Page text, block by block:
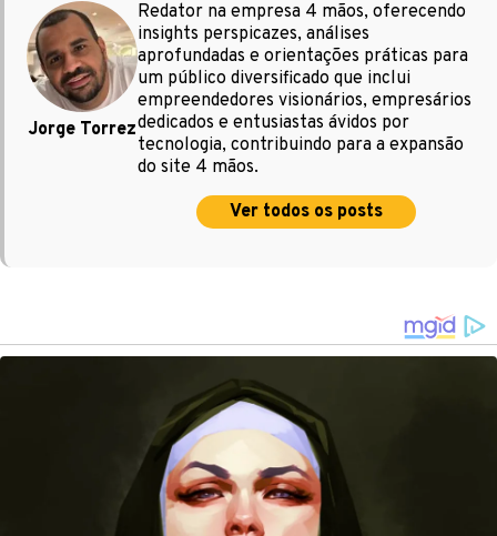
Jorge Torrez
Redator na empresa 4 mãos, oferecendo
insights perspicazes, análises
aprofundadas e orientações práticas para
um público diversificado que inclui
empreendedores visionários, empresários
dedicados e entusiastas ávidos por
tecnologia, contribuindo para a expansão
do site 4 mãos.
Ver todos os posts